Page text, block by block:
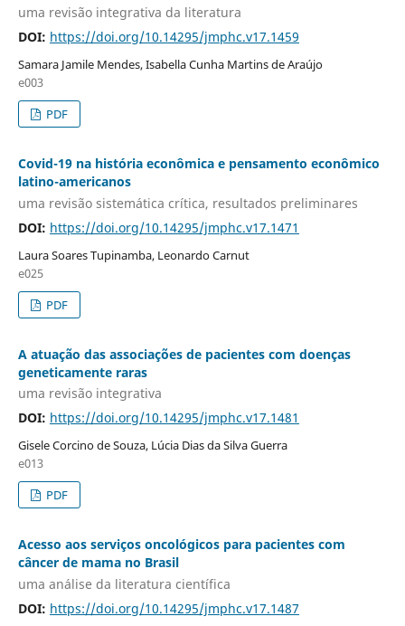
uma revisão integrativa da literatura
DOI: https://doi.org/10.14295/jmphc.v17.1459
Samara Jamile Mendes, Isabella Cunha Martins de Araújo
e003
PDF
Covid-19 na história econômica e pensamento econômico
latino-americanos
uma revisão sistemática crítica, resultados preliminares
DOI: https://doi.org/10.14295/jmphc.v17.1471
Laura Soares Tupinamba, Leonardo Carnut
e025
PDF
A atuação das associações de pacientes com doenças
geneticamente raras
uma revisão integrativa
DOI: https://doi.org/10.14295/jmphc.v17.1481
Gisele Corcino de Souza, Lúcia Dias da Silva Guerra
e013
PDF
Acesso aos serviços oncológicos para pacientes com
câncer de mama no Brasil
uma análise da literatura científica
DOI: https://doi.org/10.14295/jmphc.v17.1487